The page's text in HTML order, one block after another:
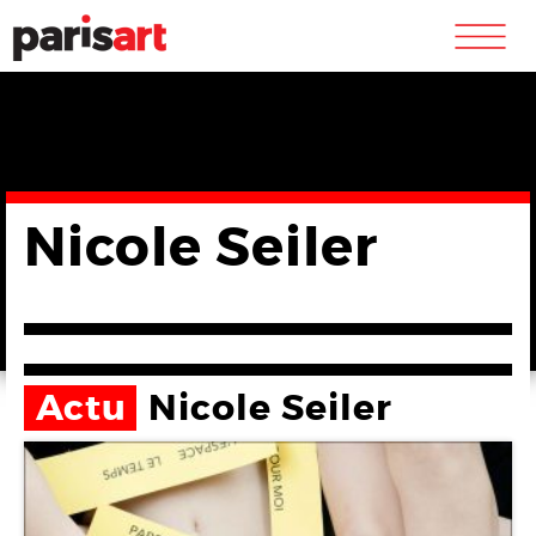
m
Nicole Seiler
Actu Nicole Seiler